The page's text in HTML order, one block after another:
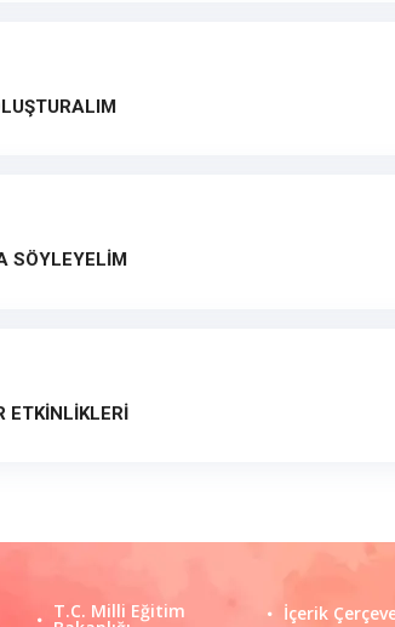
SÖYLEYELİM
ETKİNLİKLERİ
T.C. Milli Eğitim İçerik